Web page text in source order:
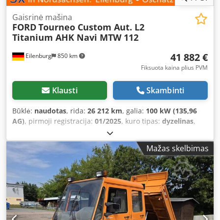
Eilenburg 850 km
Gaisrinė mašina
FORDTourneo Custom Aut. L2
Titanium AHK Navi MTW 112
41 882 €
Fiksuota kaina plius PVM
Klausti Skambinti
Būklė: naudotas, rida: 26 212 km, galia: 100 kW (135,96
AG), pirmoji registracija: 01/2025, kuro tipas: dyzelinas,
, spalva:
automatinis, emisijos klasė:Euro 6, sėdimų vietų skaičius:
9, bendras ilgis:5 450 mm, bendras plotis:2 032 mm,
bendras aukštis:
1 975 mm, Įranga:ABS, centrinis
užraktas, elektroninė stabilumo programa (ESP),
navigacijos sistema, oro kondicionavimas, suodžių
filtras,
Mažas skelbimas